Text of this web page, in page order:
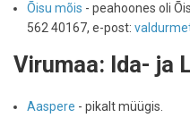
Õisu mõis - peahoones oli
562 40167, e-post:
Virumaa: Ida- ja
Aaspere - pikalt müügis.